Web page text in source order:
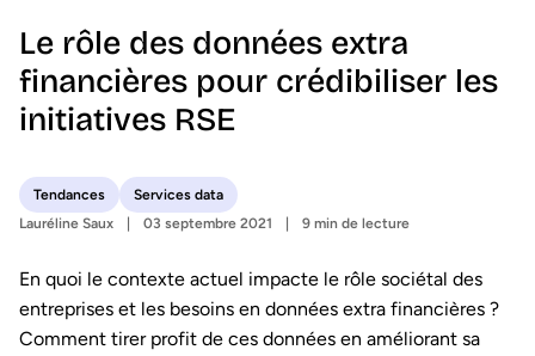
Le rôle des données extra
financières pour crédibiliser les
initiatives RSE
Tendances
Services data
Lauréline Saux
03 septembre 2021 9 min de lecture
En quoi le contexte actuel impacte le rôle sociétal des
entreprises et les besoins en données extra financières ?
Comment tirer profit de ces données en améliorant sa